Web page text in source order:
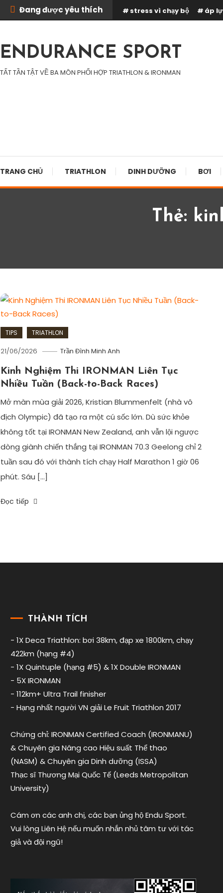
Skip
To
Đang được yêu thích stress vì chạy bộ áp
ENDURANCE SPORT
TẤT TẦN TẬT VỀ BA MÔN PHỐI HỢP TRIATHLON & IRONMAN
TRANG CHỦ TRIATHLON DINH DƯỠNG BƠI
Thẻ:
TIPS TRIATHLON
21/06/2026 Trần Đình Minh Anh
Kinh Nghiệm Thi IRONMAN Liên Tục
Nhiều Tuần (Back-to-Back Races)
Mở màn mùa giải 2026, Kristian Blummenfelt (nhà vô
địch Olympic) đã tạo ra một cú sốc lớn. Dù sức khỏe
không tốt tại IRONMAN New Zealand, anh vẫn lội ngược
dòng giành chiến thắng tại IRONMAN 70.3 Geelong chỉ 2
tuần sau đó với thành tích chạy Half Marathon 1 giờ 06
phút. Sáu […]
Tagged
,
nghiệm
nước
ngoài ,
triathlon
tips
Đọc tiếp
THÀNH TÍCH
- 1X Deca Triathlon: bơi 38km, đạp xe 1800km, chạy
422km (hạng #4)
- 1X Quintuple (hạng #5) & 1X Double IRONMAN
- 5X IRONMAN
- 112km+ Ultra Trail finisher
- Hạng nhất người VN giải Le Fruit Triathlon 2017
Chứng chỉ: IRONMAN Certified Coach (IRONMANU)
& Chuyên gia Nâng cao Hiệu suất Thể thao
(NASM) & Chuyên gia Dinh dưỡng (ISSA)
Thạc sĩ Thương Mại Quốc Tế (Leeds Metropolitan
University)
Cám ơn các anh chị, các bạn ủng hộ Endu Sport.
Vui lòng Liên Hệ nếu muốn nhắn nhủ tâm tư với tác
giả và đội ngũ!